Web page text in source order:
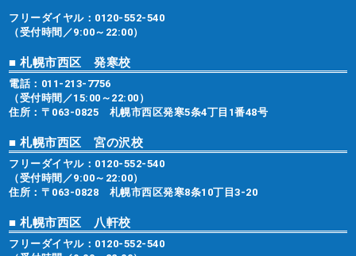
フリーダイヤル： 0120-552-540
（受付時間／9:00～22:00）
■ 札幌市西区 発寒校
電話： 011-213-7756
（受付時間／15:00～22:00）
住所：〒063-0825 札幌市西区発寒5条4丁目1番48号
■ 札幌市西区 宮の沢校
フリーダイヤル： 0120-552-540
（受付時間／9:00～22:00）
住所：〒063-0828 札幌市西区発寒8条10丁目3-20
■ 札幌市西区 八軒校
フリーダイヤル： 0120-552-540